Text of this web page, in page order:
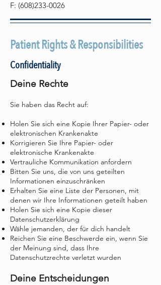
F: (608)233-0026
Patient Rights & Responsibilities
Confidentiality
Deine Rechte
Sie haben das Recht auf:
Holen Sie sich eine Kopie Ihrer Papier- oder
elektronischen Krankenakte
Korrigieren Sie Ihre Papier- oder
elektronische Krankenakte
Vertrauliche Kommunikation anfordern
Bitten Sie uns, die von uns geteilten
Informationen einzuschränken
Erhalten Sie eine Liste der Personen, mit
denen wir Ihre Informationen geteilt haben
Holen Sie sich eine Kopie dieser
Datenschutzerklärung
Wähle jemanden, der für dich handelt
Reichen Sie eine Beschwerde ein, wenn Sie
der Meinung sind, dass Ihre
Datenschutzrechte verletzt wurden
Deine Entscheidungen